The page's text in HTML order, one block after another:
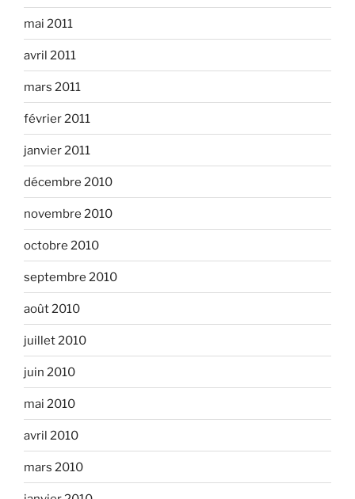
mai 2011
avril 2011
mars 2011
février 2011
janvier 2011
décembre 2010
novembre 2010
octobre 2010
septembre 2010
août 2010
juillet 2010
juin 2010
mai 2010
avril 2010
mars 2010